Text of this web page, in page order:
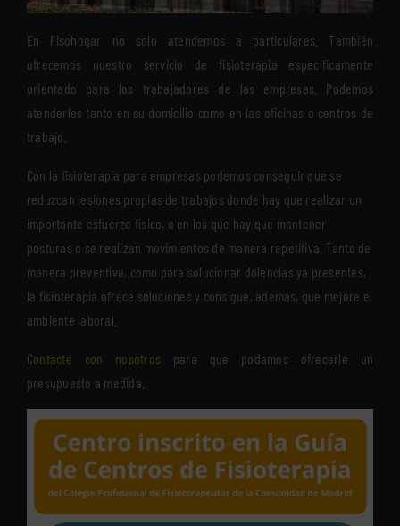
En Fisohogar no solo atendemos a particulares. También
ofrecemos nuestro servicio de fisioterapia específicamente
orientado para los trabajadores de las empresas. Podemos
atenderles tanto en su domicilio como en las oficinas o centros de
trabajo.
Con la fisioterapia para empresas podemos conseguir que se
reduzcan lesiones propias de trabajos donde hay que realizar un
importante esfuerzo físico, o en los que hay que mantener
posturas o se realizan movimientos de manera repetitiva. Tanto de
manera preventiva, como para solucionar dolencias ya presentes,
la fisioterapia ofrece soluciones y consigue, además, que mejore el
ambiente laboral.
Contacte con nosotros para que podamos ofrecerle un
presupuesto a medida.